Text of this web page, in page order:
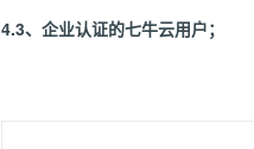
4.3、企业认证的七牛云用户；